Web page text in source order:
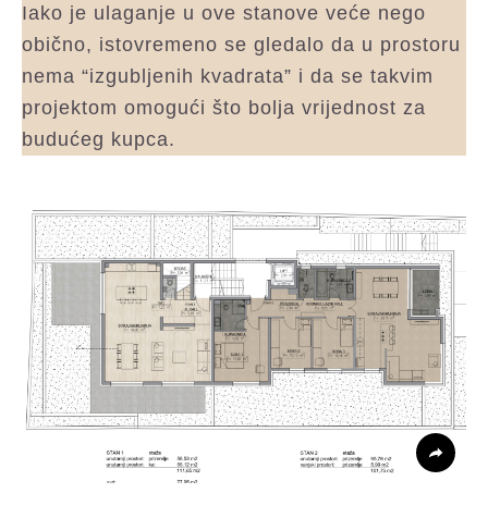
Iako je ulaganje u ove stanove veće nego
obično, istovremeno se gledalo da u prostoru
nema “izgubljenih kvadrata” i da se takvim
projektom omogući što bolja vrijednost za
budućeg kupca.